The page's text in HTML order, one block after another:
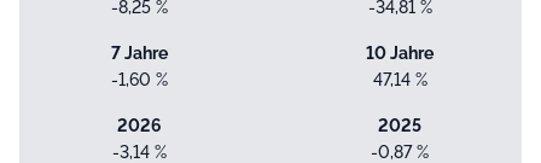
-8,25 %
-34,81 %
7 Jahre
-1,60 %
10 Jahre
47,14 %
2026
-3,14 %
2025
-0,87 %